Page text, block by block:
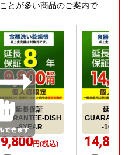
とが多い商品のご案内で
延長保証
GUARANTEE-DISH
-8YEAR
9,800円(税込)
延長保証
-10YEAR
14,800